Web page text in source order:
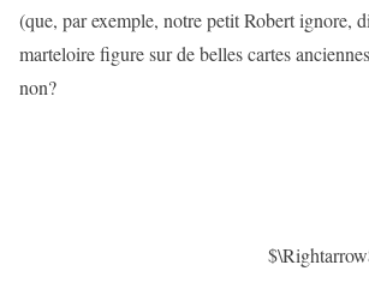
(que, par exemple, notre petit Robert ignore,
marteloire figure sur de belles cartes
non?